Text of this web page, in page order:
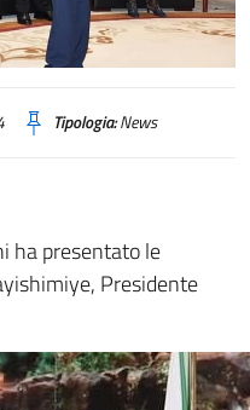
Tipologia:News
ha presentato le
Presidente